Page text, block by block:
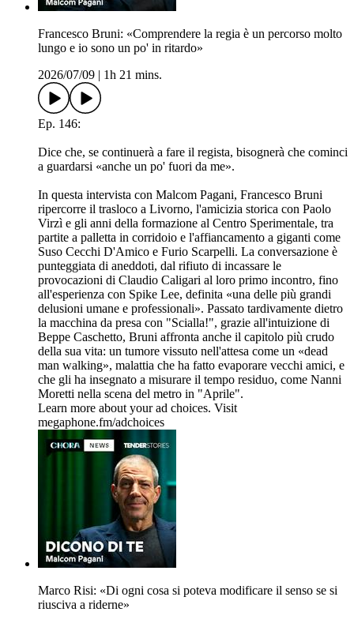
Francesco Bruni: «Comprendere la regia è un percorso molto
lungo e io sono un po' in ritardo»
2026/07/09
1h 21 mins.
Ep. 146:
Dice che, se continuerà a fare il regista, bisognerà che cominci
a guardarsi «anche un po' fuori da me».
In questa intervista con Malcom Pagani, Francesco Bruni
ripercorre il trasloco a Livorno, l'amicizia storica con Paolo
Virzì e gli anni della formazione al Centro Sperimentale, tra
partite a palletta in corridoio e l'affiancamento a giganti come
Suso Cecchi D'Amico e Furio Scarpelli. La conversazione è
punteggiata di aneddoti, dal rifiuto di incassare le
provocazioni di Claudio Caligari al loro primo incontro, fino
all'esperienza con Spike Lee, definita «una delle più grandi
delusioni umane e professionali». Passato tardivamente dietro
la macchina da presa con "Scialla!", grazie all'intuizione di
Beppe Caschetto, Bruni affronta anche il capitolo più crudo
della sua vita: un tumore vissuto nell'attesa come un «dead
man walking», malattia che ha fatto evaporare vecchi amici, e
che gli ha insegnato a misurare il tempo residuo, come Nanni
Moretti nella scena del metro in "Aprile".
Learn more about your ad choices. Visit
megaphone.fm/adchoices
Marco Risi: «Di ogni cosa si poteva modificare il senso se si
riusciva a riderne»